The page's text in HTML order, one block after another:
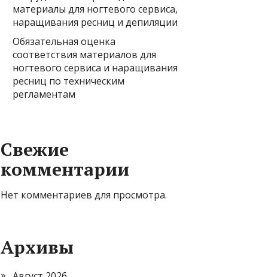
материалы для ногтевого сервиса,
наращивания ресниц и депиляции
Обязательная оценка
соответствия материалов для
ногтевого сервиса и наращивания
ресниц по техническим
регламентам
Свежие
комментарии
Нет комментариев для просмотра.
Архивы